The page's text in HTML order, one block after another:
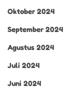
Oktober 2024
September 2024
Agustus 2024
Juli 2024
Juni 2024